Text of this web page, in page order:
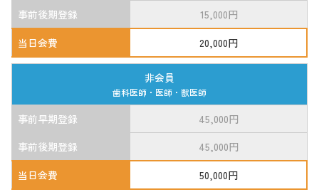
事前後期登録
15,000円
当日会費
20,000円
非会員
歯科医師・医師・獣医師
事前早期登録
45,000円
事前後期登録
45,000円
当日会費
50,000円